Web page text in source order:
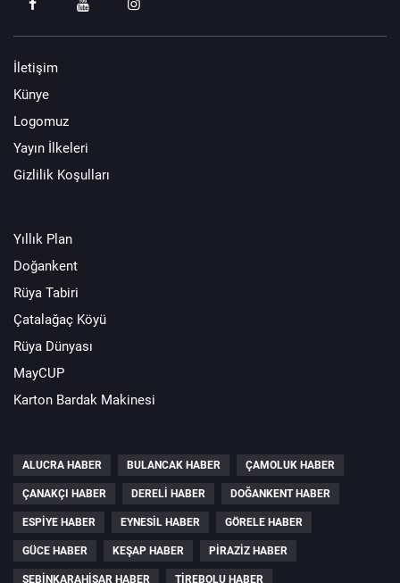
İletişim
Künye
Logomuz
Yayın İlkeleri
Gizlilik Koşulları
Yıllık Plan
Doğankent
Rüya Tabiri
Çatalağaç Köyü
Rüya Dünyası
MayCUP
Karton Bardak Makinesi
ALUCRA HABER BULANCAK HABER ÇAMOLUK HABER
ÇANAKÇI HABER DERELI HABER DOĞANKENT HABER
ESPIYE HABER EYNESIL HABER GÖRELE HABER
GÜCE HABER KEŞAP HABER PIRAZIZ HABER
ŞEBINKARAHISAR HABER TIREBOLU HABER